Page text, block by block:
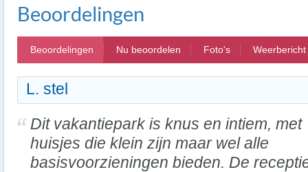
Beoordelingen
Beoordelingen Nu beoordelen Foto's Weerbericht
L. stel
Dit vakantiepark is knus en intiem, met
huisjes die klein zijn maar wel alle
basisvoorzieningen bieden. De